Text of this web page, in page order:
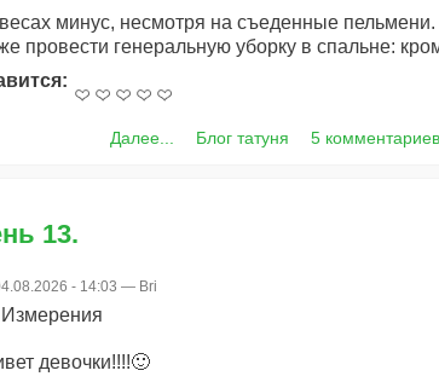
минус, несмотря на съеденные
провести генеральную уборку в спальне:
Далее... Блог татуня 5 комментариев
13.
- 14:03 — Bri
Измерения
девочки!!!!🙂